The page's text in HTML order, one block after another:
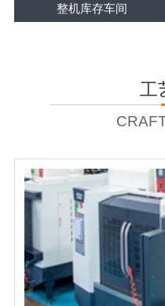
整机库存车间
工